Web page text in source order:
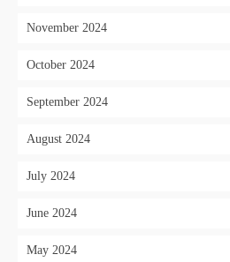
November 2024
October 2024
September 2024
August 2024
July 2024
June 2024
May 2024